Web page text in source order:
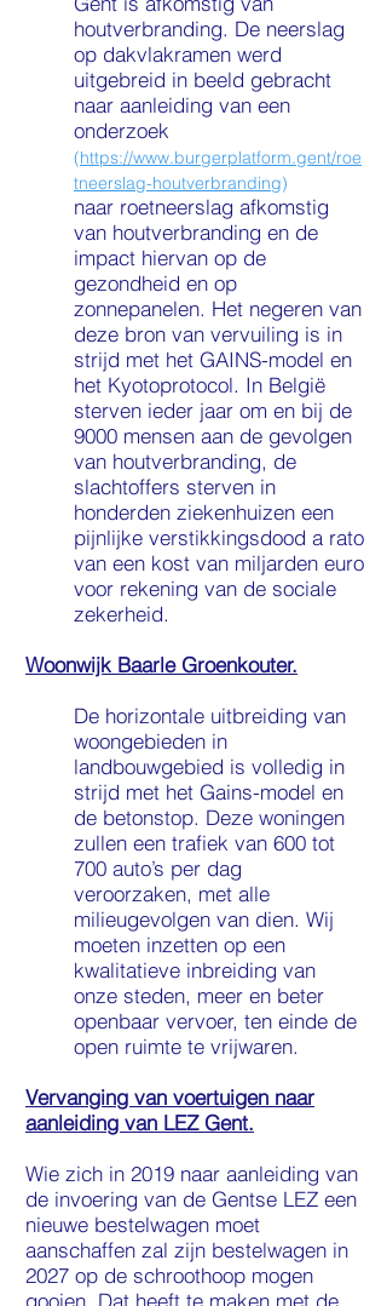
houtverbranding. De neerslag
op dakvlakramen werd
uitgebreid in beeld gebracht
naar aanleiding van een
onderzoek
(https://www.burgerplatform.gent/roe
tneerslag-houtverbranding)
naar roetneerslag afkomstig
van houtverbranding en de
impact hiervan op de
gezondheid en op
zonnepanelen. Het negeren van
deze bron van vervuiling is in
strijd met het GAINS-model en
het Kyotoprotocol. In België
sterven ieder jaar om en bij de
9000 mensen aan de gevolgen
van houtverbranding, de
slachtoffers sterven in
honderden ziekenhuizen een
pijnlijke verstikkingsdood a rato
van een kost van miljarden euro
voor rekening van de sociale
zekerheid.
Woonwijk Baarle Groenkouter.
De horizontale uitbreiding van
woongebieden in
landbouwgebied is volledig in
strijd met het Gains-model en
de betonstop. Deze woningen
zullen een trafiek van 600 tot
700 auto’s per dag
veroorzaken, met alle
milieugevolgen van dien. Wij
moeten inzetten op een
kwalitatieve inbreiding van
onze steden, meer en beter
openbaar vervoer, ten einde de
open ruimte te vrijwaren.
Vervanging van voertuigen naar
aanleiding van LEZ Gent.
Wie zich in 2019 naar aanleiding van
de invoering van de Gentse LEZ een
nieuwe bestelwagen moet
aanschaffen zal zijn bestelwagen in
2027 op de schroothoop mogen
gooien. Dat heeft te maken met de